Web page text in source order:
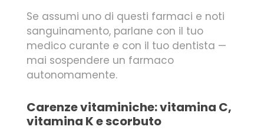
Se assumi uno di questi farmaci e noti
sanguinamento, parlane con il tuo
medico curante e con il tuo dentista —
mai sospendere un farmaco
autonomamente.
Carenze vitaminiche: vitamina C,
vitamina K e scorbuto